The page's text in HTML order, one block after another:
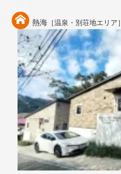
熱海 ［温泉・別荘地エリア］